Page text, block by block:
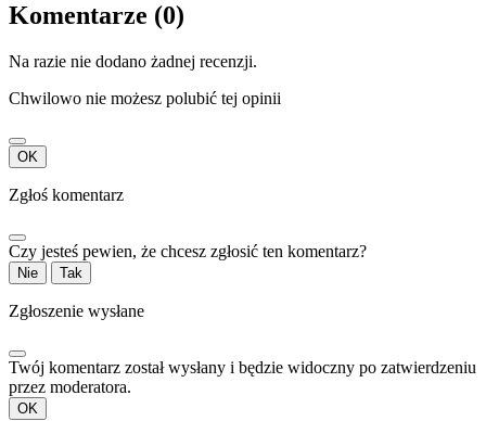
Komentarze (0)
Na razie nie dodano żadnej recenzji.
Chwilowo nie możesz polubić tej opinii
OK
Zgłoś komentarz
Czy jesteś pewien, że chcesz zgłosić ten komentarz?
Nie Tak
Zgłoszenie wysłane
Twój komentarz został wysłany i będzie widoczny po zatwierdzeniu
przez moderatora.
OK